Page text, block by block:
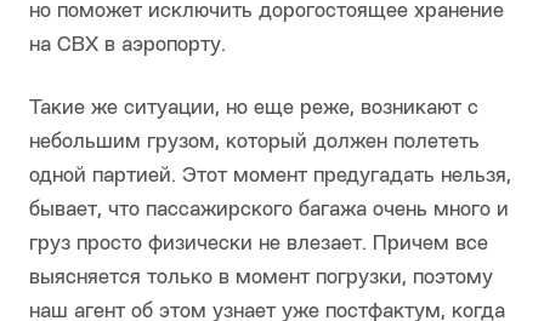
но поможет исключить дорогостоящее хранение
на СВХ в аэропорту.
Такие же ситуации, но еще реже, возникают с
небольшим грузом, который должен полететь
одной партией. Этот момент предугадать нельзя,
бывает, что пассажирского багажа очень много и
груз просто физически не влезает. Причем все
выясняется только в момент погрузки, поэтому
наш агент об этом узнает уже постфактум, когда